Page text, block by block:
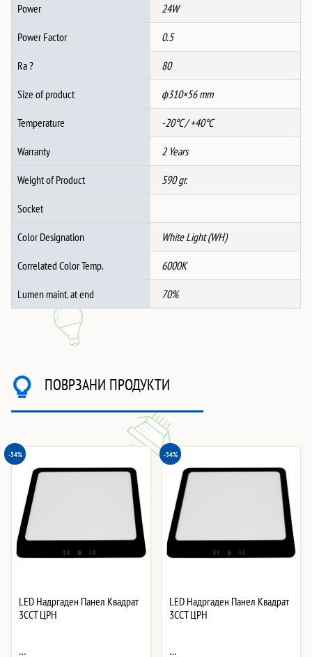
Power 24W
Power Factor 0.5
Ra ? 80
Size of product ф310×56 mm
Temperature -20°C / +40°C
Warranty 2 Years
Weight of Product 590 gr.
Socket
Color Designation White Light (WH)
Correlated Color Temp. 6000K
Lumen maint. at end 70%
ПОВРЗАНИ ПРОДУКТИ
-54%
LED Надргаден Панел Квадрат
3CCT ЦРН
…
-54%
LED Надргаден Панел Квадрат
3CCT ЦРН
…